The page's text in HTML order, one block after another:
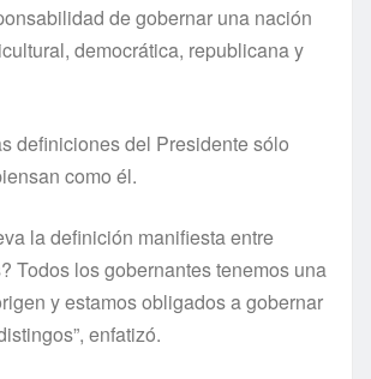
de gobernar una nación
democrática, republicana y
definiciones del Presidente sólo
como él.
la definición manifiesta entre
Todos los gobernantes tenemos una
y estamos obligados a gobernar
enfatizó.